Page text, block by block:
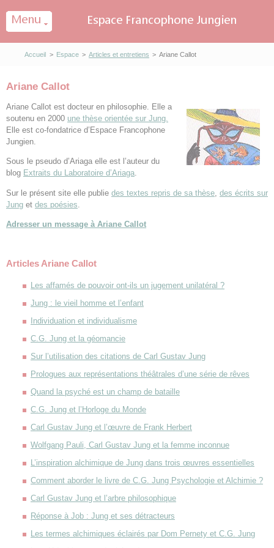
Accueil > Espace > Articles et entretiens > Ariane Callot
Ariane Callot
Ariane Callot est docteur en philosophie. Elle a
soutenu en 2000 une thèse orientée sur Jung.
Elle est co-fondatrice d’Espace Francophone
Jungien.
Sous le pseudo d’Ariaga elle est l’auteur du
blog Extraits du Laboratoire d’Ariaga.
Sur le présent site elle publie des textes repris de sa thèse des écrits sur
Jung et des poésies
Adresser un message à Ariane Callot
Articles Ariane Callot
Les affamés de pouvoir ont-ils un jugement unilatéral ?
Jung : le vieil homme et l’enfant
Individuation et individualisme
C.G. Jung et la géomancie
Sur l’utilisation des citations de Carl Gustav Jung
Prologues aux représentations théâtrales d’une série de rêves
Quand la psyché est un champ de bataille
C.G. Jung et l’Horloge du Monde
Carl Gustav Jung et l’œuvre de Frank Herbert
Wolfgang Pauli, Carl Gustav Jung et la femme inconnue
L’inspiration alchimique de Jung dans trois œuvres essentielles
Comment aborder le livre de C.G. Jung Psychologie et Alchimie ?
Carl Gustav Jung et l’arbre philosophique
Réponse à Job : Jung et ses détracteurs
Les termes alchimiques éclairés par Dom Pernety et C.G. Jung